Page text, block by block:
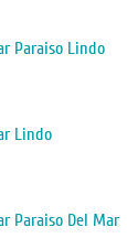
Paraiso Lindo
Lindo
Paraiso Del Mar